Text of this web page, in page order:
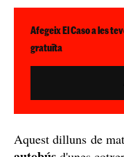
Afegeix El Caso a les
gratuïta
Aquest dilluns de